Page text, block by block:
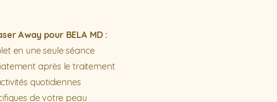
Away pour BELA MD :
en une seule séance
après le traitement
quotidiennes
de votre peau